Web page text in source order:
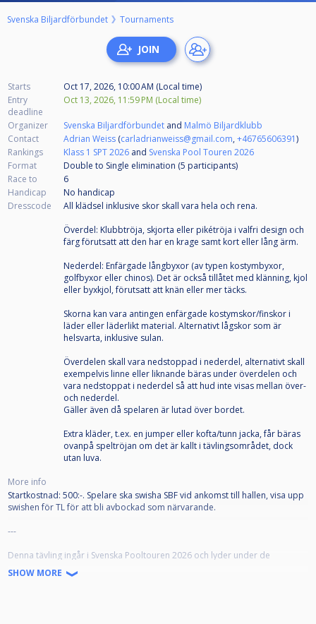
Svenska Biljardförbundet Tournaments
Starts
Oct 17, 2026, 10:00 AM (Local time)
Entry
deadline
Oct 13, 2026, 11:59 PM (Local time)
Organizer Svenska Biljardförbundet and Malmö Biljardklubb
Contact
Adrian Weiss (carladrianweiss@gmail.com,+46765606391)
Rankings
Klass 1 SPT 2026 and Svenska Pool Touren 2026
Format
Double to Single elimination (5 participants)
Race to
6
Handicap
No handicap
Dresscode
All klädsel inklusive skor skall vara hela och rena.
Överdel: Klubbtröja, skjorta eller pikétröja i valfri design och
färg förutsatt att den har en krage samt kort eller lång ärm.
Nederdel: Enfärgade långbyxor (av typen kostymbyxor,
golfbyxor eller chinos). Det är också tillåtet med klänning, kjol
eller byxkjol, förutsatt att knän eller mer täcks.
Skorna kan vara antingen enfärgade kostymskor/finskor i
läder eller läderlikt material. Alternativt lågskor som är
helsvarta, inklusive sulan.
Överdelen skall vara nedstoppad i nederdel, alternativt skall
exempelvis linne eller liknande bäras under överdelen och
vara nedstoppat i nederdel så att hud inte visas mellan över-
och nederdel.
Gäller även då spelaren är lutad över bordet.
Extra kläder, t.ex. en jumper eller kofta/tunn jacka, får bäras
ovanpå speltröjan om det är kallt i tävlingsområdet, dock
utan luva.
More info
Startkostnad: 500:-. Spelare ska swisha SBF vid ankomst till hallen, visa upp
swishen för TL för att bli avbockad som närvarande.
---
Denna tävling ingår i Svenska Pooltouren 2026 och lyder under de
tävlingsbestämmelser som började gälla 1 juli 2026.
SHOW MORE